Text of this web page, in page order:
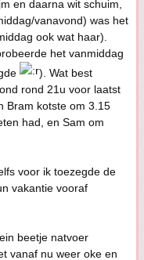
en daarna wit schuim,
vanavond) was het
ook wat haar).
het vanmiddag
). Wat best
rond 21u voor laatst
Bram kotste om 3.15
had, en Sam om
voor ik toezegde de
vakantie vooraf
beetje natvoer
vanaf nu weer oke en